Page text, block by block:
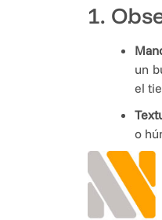
1.
un
el
o